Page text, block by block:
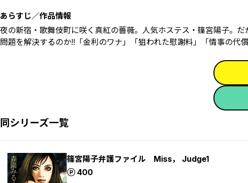
あらすじ／作品情報
夜の新宿・歌舞伎町に咲く真紅の薔薇。人気ホステス・篠宮陽子。
問題を解決するのか!!「金利のワナ」「狙われた慰謝料」「情事の代
同シリーズ一覧
篠宮陽子弁護ファイル Miss， Judge1
400
ポイント